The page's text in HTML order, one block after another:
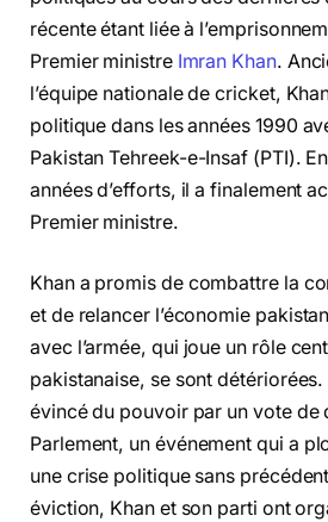
récente étant liée à
Premier ministre Imran Khan.
l’équipe nationale de cricket,
politique dans les années 1990
Pakistan Tehreek-e-Insaf (PTI).
années d’efforts, il a finalement
Premier ministre.
Khan a promis de combattre la
et de relancer l’économie
avec l’armée, qui joue un rôle
pakistanaise, se sont
évincé du pouvoir par un vote de
Parlement, un événement qui a
une crise politique sans
éviction, Khan et son parti ont